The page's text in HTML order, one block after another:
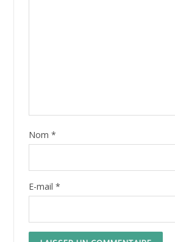
Nom *
E-mail *